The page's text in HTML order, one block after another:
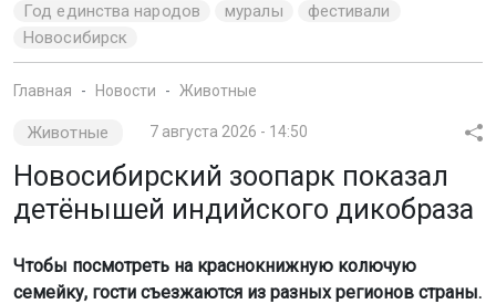
Год единства народов муралы
фестивали
Новосибирск
Главная Новости Животные
Животные 7 августа 2026 - 14:50
Новосибирский зоопарк показал
детёнышей индийского дикобраза
Чтобы посмотреть на краснокнижную колючую
семейку, гости съезжаются из разных регионов страны.